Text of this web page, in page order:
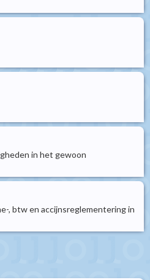
in het gewoon
, btw en accijnsreglementering in